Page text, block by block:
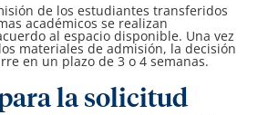
de los estudiantes transferidos
académicos se realizan
al espacio disponible. Una vez
materiales de admisión, la decisión
en un plazo de 3 o 4 semanas.
la solicitud